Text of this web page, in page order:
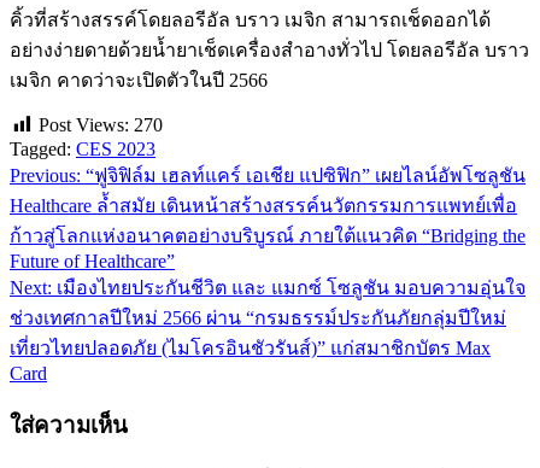
คิ้วที่สร้างสรรค์โดยลอรีอัล บราว เมจิก สามารถเช็ดออกได้
อย่างง่ายดายด้วยน้ำยาเช็ดเครื่องสำอางทั่วไป โดยลอรีอัล บราว
เมจิก คาดว่าจะเปิดตัวในปี 2566
Post Views: 270
Tagged: CES 2023
แนะแนว
เรื่อง
Previous: “ฟูจิฟิล์ม เฮลท์แคร์ เอเชีย แปซิฟิก” เผยไลน์อัพโซลูชัน
Healthcare ล้ำสมัย เดินหน้าสร้างสรรค์นวัตกรรมการแพทย์เพื่อ
ก้าวสู่โลกแห่งอนาคตอย่างบริบูรณ์ ภายใต้แนวคิด “Bridging the
Future of Healthcare”
Next: เมืองไทยประกันชีวิต และ แมกซ์ โซลูชัน มอบความอุ่นใจ
ช่วงเทศกาลปีใหม่ 2566 ผ่าน “กรมธรรม์ประกันภัยกลุ่มปีใหม่
เที่ยวไทยปลอดภัย (ไมโครอินชัวรันส์)” แก่สมาชิกบัตร Max
Card
ใส่ความเห็น